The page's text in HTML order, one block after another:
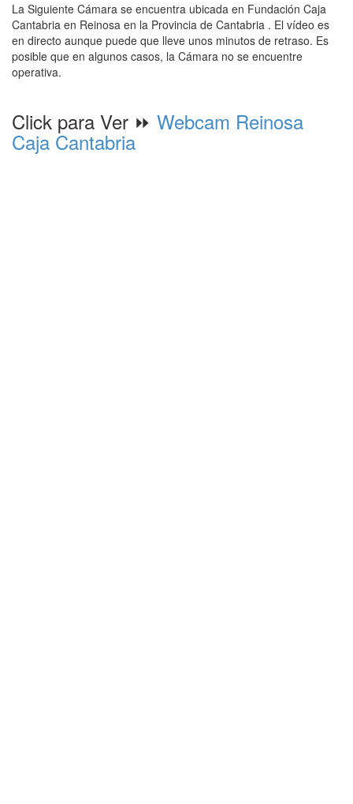
La Siguiente Cámara se encuentra ubicada en Fundación Caja
Cantabria en Reinosa en la Provincia de Cantabria . El vídeo es
en directo aunque puede que lleve unos minutos de retraso. Es
posible que en algunos casos, la Cámara no se encuentre
operativa.
Click para Ver ⏩ Webcam Reinosa
Caja Cantabria